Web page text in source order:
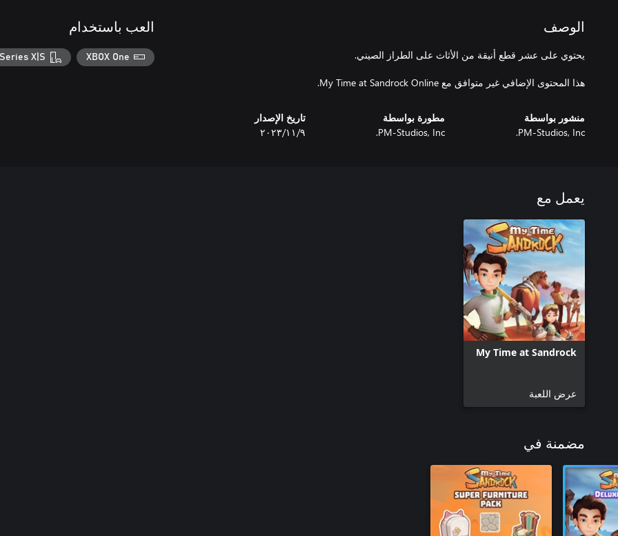
الوصف
هذا المحتوى الإضافي غير متوافق مع My Time at Sandrock Online.
منشور بواسطة
PM-Studios, Inc.
مطورة بواسطة
PM-Studios, Inc.
تاريخ الإصدار
٩‏/١١‏/٢٠٢٣
العب باستخدام
XBOX One
X|S
يعمل مع
My Time at Sandrock
عرض اللعبة
مضمنة في